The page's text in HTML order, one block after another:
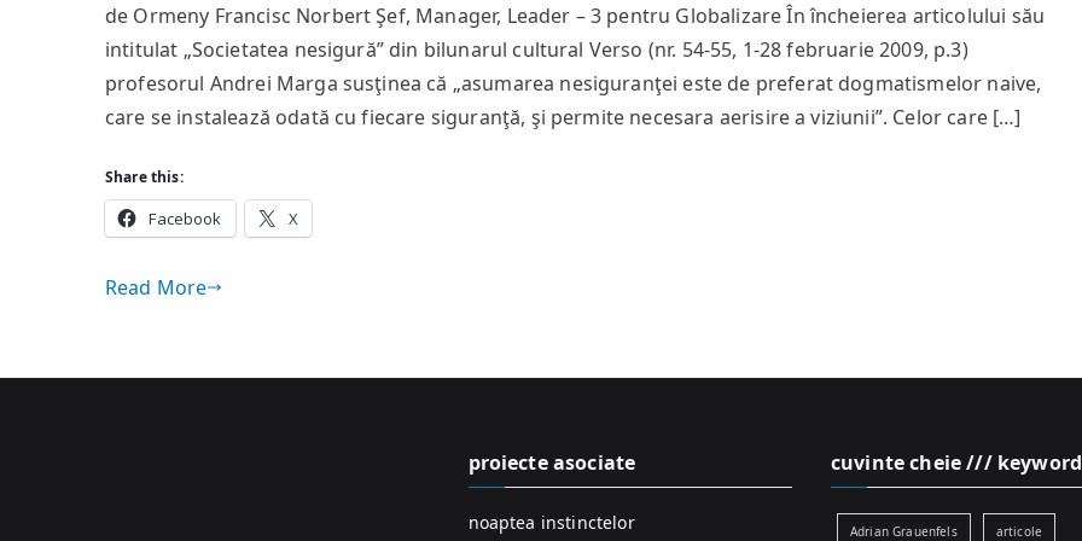
Universitare
de Ormeny Francisc Norbert Şef, Manager, Leader – 3 pentru Globalizare În încheierea articolului său
intitulat „Societatea nesigură” din bilunarul cultural Verso (nr. 54-55, 1-28 februarie 2009, p.3)
profesorul Andrei Marga susţinea că „asumarea nesiguranţei este de preferat dogmatismelor naive,
care se instalează odată cu fiecare siguranţă, şi permite necesara aerisire a viziunii”. Celor care […]
Share this:
Facebook X
Read More
proiecte asociate
noaptea instinctelor
cuvinte cheie ///
Adrian Grauenfels articole